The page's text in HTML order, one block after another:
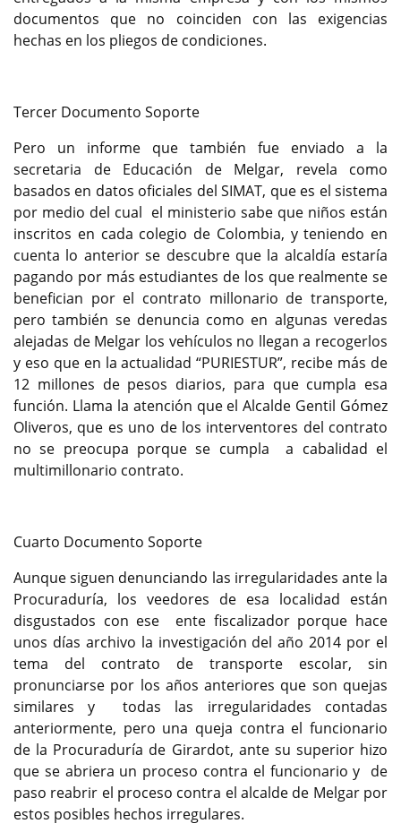
documentos que no coinciden con las exigencias
hechas en los pliegos de condiciones.
Tercer Documento Soporte
Pero un informe que también fue enviado a la
secretaria de Educación de Melgar, revela como
basados en datos oficiales del SIMAT, que es el sistema
por medio del cual el ministerio sabe que niños están
inscritos en cada colegio de Colombia, y teniendo en
cuenta lo anterior se descubre que la alcaldía estaría
pagando por más estudiantes de los que realmente se
benefician por el contrato millonario de transporte,
pero también se denuncia como en algunas veredas
alejadas de Melgar los vehículos no llegan a recogerlos
y eso que en la actualidad “PURIESTUR”, recibe más de
12 millones de pesos diarios, para que cumpla esa
función. Llama la atención que el Alcalde Gentil Gómez
Oliveros, que es uno de los interventores del contrato
no se preocupa porque se cumpla a cabalidad el
multimillonario contrato.
Cuarto Documento Soporte
Aunque siguen denunciando las irregularidades ante la
Procuraduría, los veedores de esa localidad están
disgustados con ese ente fiscalizador porque hace
unos días archivo la investigación del año 2014 por el
tema del contrato de transporte escolar, sin
pronunciarse por los años anteriores que son quejas
similares y todas las irregularidades contadas
anteriormente, pero una queja contra el funcionario
de la Procuraduría de Girardot, ante su superior hizo
que se abriera un proceso contra el funcionario y de
paso reabrir el proceso contra el alcalde de Melgar por
estos posibles hechos irregulares.